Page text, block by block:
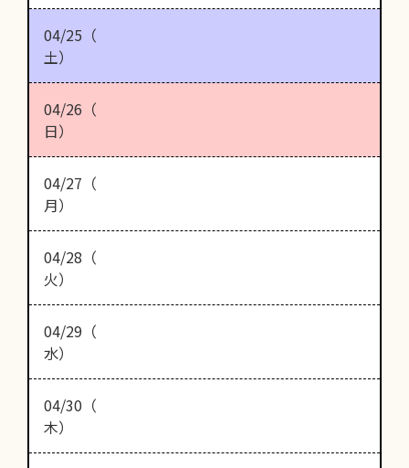
04/25（
土）
04/26（
日）
04/27（
月）
04/28（
火）
04/29（
水）
04/30（
木）